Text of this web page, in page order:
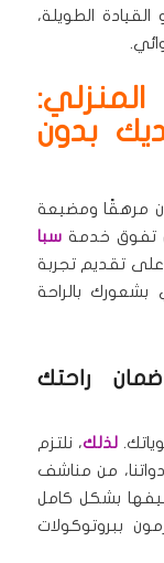
الطويلة،
بدون
مرهقًا ومضيعة
تفوق خدمةسبا
تقديم تجربة
بالراحة
راحتك
لذلك، نلتزم
من مناشف
بشكل كامل
ببروتوكولات